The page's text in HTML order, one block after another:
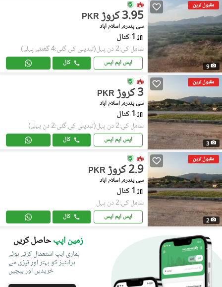
مقبول ترین
9
PKR 3.95 کروڑ
سی پندرہ, اسلام آباد
1 کنال
شامل کی:2 دن پہل (تبدیلی کی گئی:4 گھنٹے پہلے)
ایس ایم ایس کال
مقبول ترین
3
PKR 3 کروڑ
سی پندرہ, اسلام آباد
1 کنال
شامل کی:2 دن پہل (تبدیلی کی گئی:2 دن پہلے)
ایس ایم ایس کال
مقبول ترین
2
PKR 2.9 کروڑ
سی پندرہ, اسلام آباد
1 کنال
شامل کی:2 دن پہل
ایس ایم ایس کال
زمین اپپحاصل کریں
ہماری ایپ استعمال کرتے ہوئے
پراپٹیز کو بہتر اور تیزی سے
خریدیں اور بیچیں